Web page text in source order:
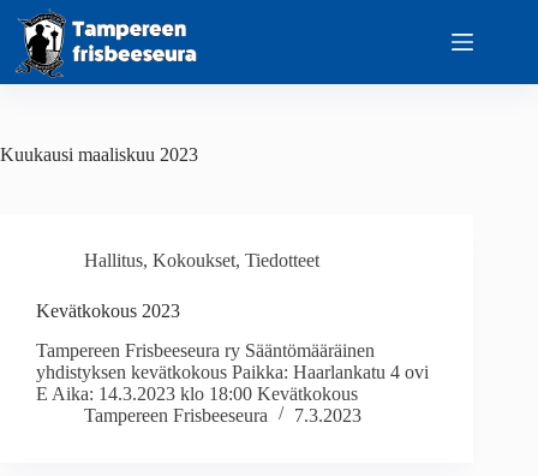
content
Kuukausi maaliskuu 2023
Hallitus, Kokoukset, Tiedotteet
Kevätkokous 2023
Tampereen Frisbeeseura ry Sääntömääräinen
yhdistyksen kevätkokous Paikka: Haarlankatu 4 ovi
E Aika: 14.3.2023 klo 18:00 Kevätkokous
Tampereen Frisbeeseura
7.3.2023